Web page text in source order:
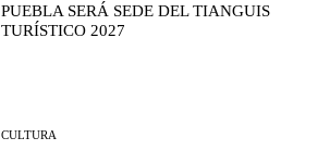
PUEBLA SERÁ SEDE DEL TIANGUIS
TURÍSTICO 2027
CULTURA